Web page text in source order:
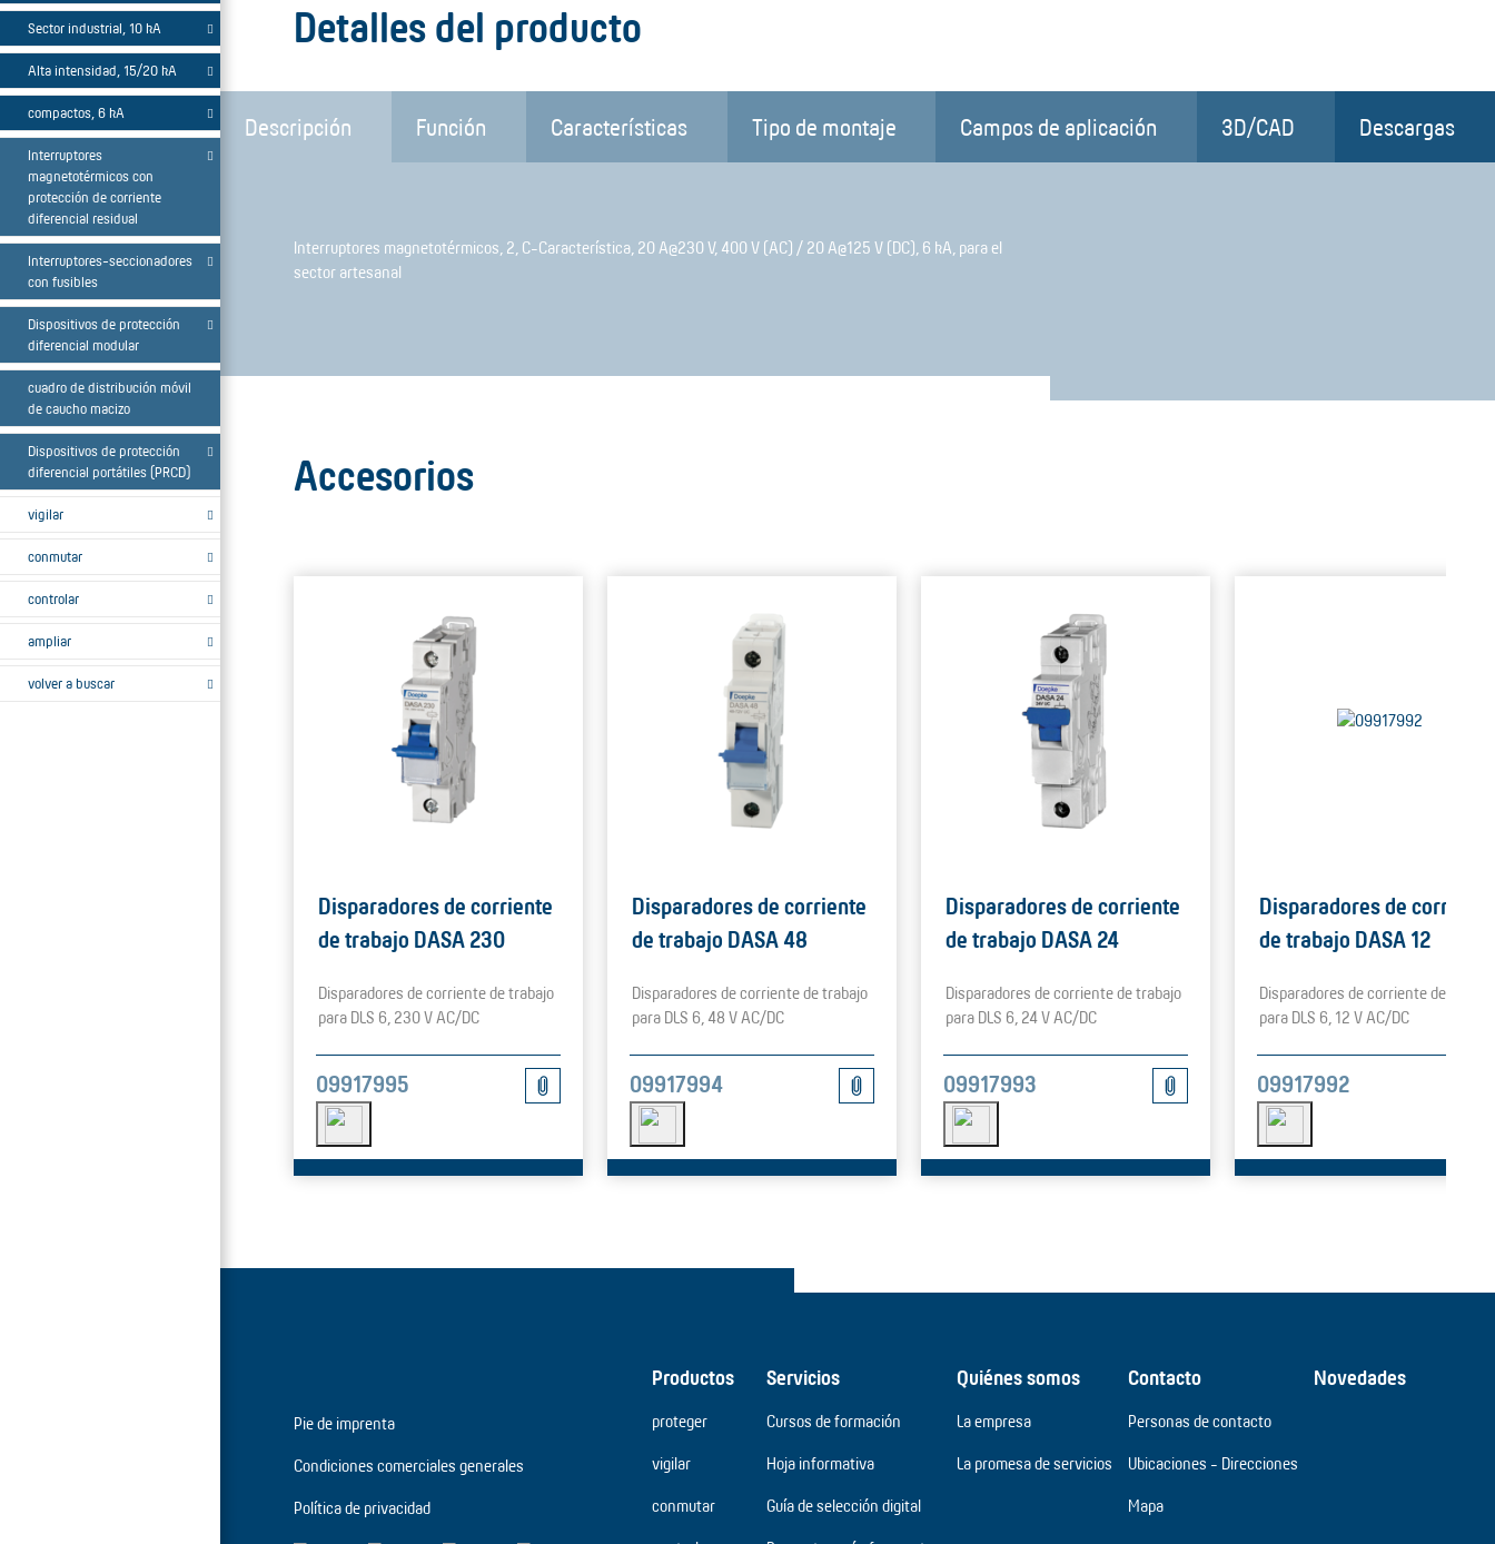
Sector industrial, 10 kA
Alta intensidad, 15/20 kA
compactos, 6 kA
Interruptores
magnetotérmicos con
protección de corriente
diferencial residual
Interruptores-seccionadores
con fusibles
Dispositivos de protección
diferencial modular
cuadro de distribución móvil
de caucho macizo
Dispositivos de protección
diferencial portátiles (PRCD)
vigilar
conmutar
controlar
ampliar
volver a buscar
Detalles del producto
Descripción Función Características Tipo de montaje Campos de aplicación 3D/CAD Descargas
Interruptores magnetotérmicos, 2, C-Característica, 20 A@230 V, 400 V (AC) / 20 A@125 V (DC), 6 kA, para el
sector artesanal
Accesorios
Disparadores de corriente
de trabajo DASA 230
Disparadores de corriente de trabajo
para DLS 6, 230 V AC/DC
09917995
Disparadores de corriente
de trabajo DASA 48
Disparadores de corriente de trabajo
para DLS 6, 48 V AC/DC
09917994
Disparadores de corriente
de trabajo DASA 24
Disparadores de corriente de trabajo
para DLS 6, 24 V AC/DC
09917993
Disparadores de corriente
de trabajo DASA 12
Disparadores de corriente de trabajo
para DLS 6, 12 V AC/DC
09917992
Pie de imprenta
Condiciones comerciales generales
Política de privacidad
Productos
proteger
vigilar
conmutar
Servicios
Cursos de formación
Hoja informativa
Guía de selección digital
Quiénes somos
La empresa
La promesa de servicios
Contacto
Personas de contacto
Ubicaciones - Direcciones
Mapa
Novedades